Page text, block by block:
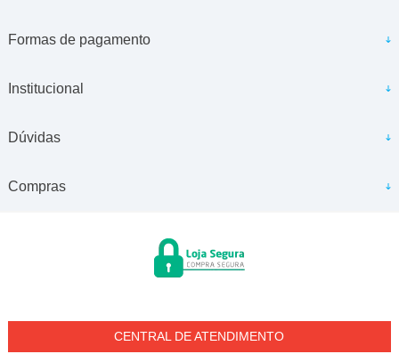
Formas de pagamento
Institucional
Dúvidas
Compras
CENTRAL DE ATENDIMENTO